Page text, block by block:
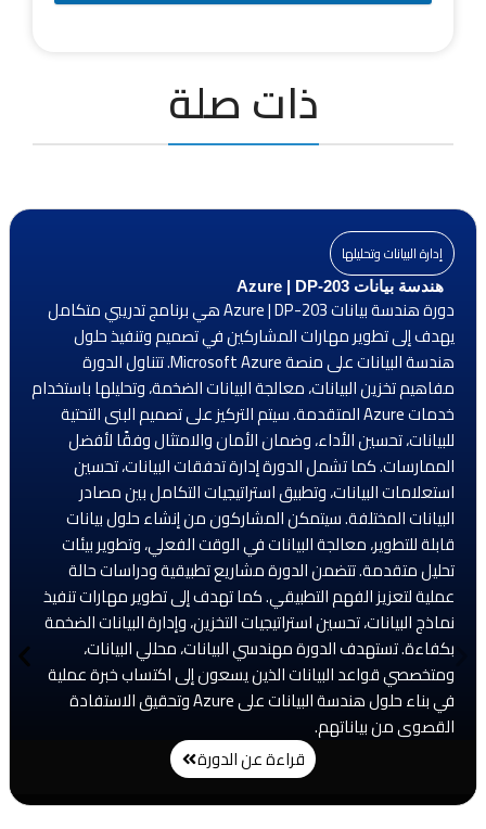
ذات صلة
إدارة البيانات وتحليلها
هندسة بيانات Azure | DP-203
دورة هندسة بيانات Azure | DP-203 هي برنامج تدريبي متكامل
يهدف إلى تطوير مهارات المشاركين في تصميم وتنفيذ حلول
هندسة البيانات على منصة Microsoft Azure. تتناول الدورة
مفاهيم تخزين البيانات، معالجة البيانات الضخمة، وتحليلها باستخدام
خدمات Azure المتقدمة. سيتم التركيز على تصميم البنى التحتية
للبيانات، تحسين الأداء، وضمان الأمان والامتثال وفقًا لأفضل
الممارسات. كما تشمل الدورة إدارة تدفقات البيانات، تحسين
استعلامات البيانات، وتطبيق استراتيجيات التكامل بين مصادر
البيانات المختلفة. سيتمكن المشاركون من إنشاء حلول بيانات
قابلة للتطوير، معالجة البيانات في الوقت الفعلي، وتطوير بيئات
تحليل متقدمة. تتضمن الدورة مشاريع تطبيقية ودراسات حالة
عملية لتعزيز الفهم التطبيقي. كما تهدف إلى تطوير مهارات تنفيذ
نماذج البيانات، تحسين استراتيجيات التخزين، وإدارة البيانات الضخمة
بكفاءة. تستهدف الدورة مهندسي البيانات، محللي البيانات،
ومتخصصي قواعد البيانات الذين يسعون إلى اكتساب خبرة عملية
في بناء حلول هندسة البيانات على Azure وتحقيق الاستفادة
القصوى من بياناتهم.
قراءة عن الدورة